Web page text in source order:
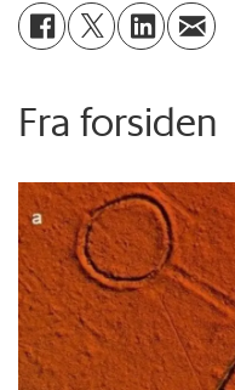
Fra forsiden